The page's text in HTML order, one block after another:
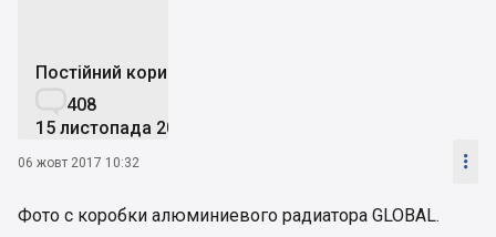
Постійний користувач
408
15 листопада 2014
06 жовт 2017 10:32 
Фото с коробки алюминиевого радиатора GLOBAL.